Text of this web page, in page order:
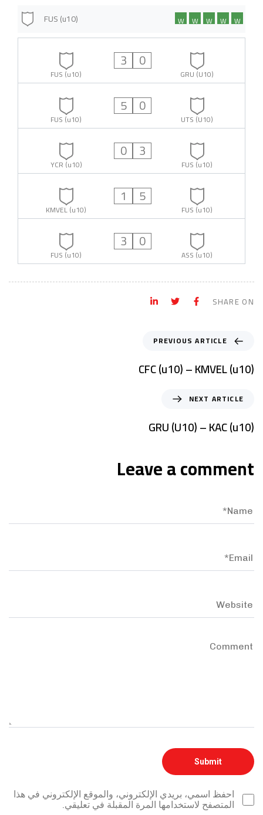
FUS (u10) W
W
W
W
W
FUS (u10)
3 0
GRU (U10)
FUS (u10)
5 0
UTS (U10)
YCR (u10)
0 3
FUS (u10)
KMVEL (u10)
1 5
FUS (u10)
FUS (u10)
3 0
ASS (u10)
SHARE ON
PREVIOUS ARTICLE
CFC (u10) – KMVEL (u10)
NEXT ARTICLE
GRU (U10) – KAC (u10)
Leave a comment
احفظ اسمي، بريدي الإلكتروني، والموقع الإلكتروني في هذا
المتصفح لاستخدامها المرة المقبلة في تعليقي.